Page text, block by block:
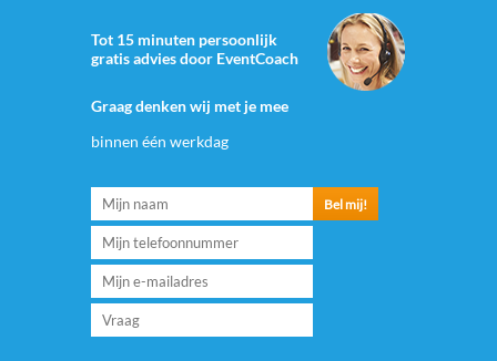
Tot 15 minuten persoonlijk
gratis advies door EventCoach
Graag denken wij met je mee
binnen één werkdag